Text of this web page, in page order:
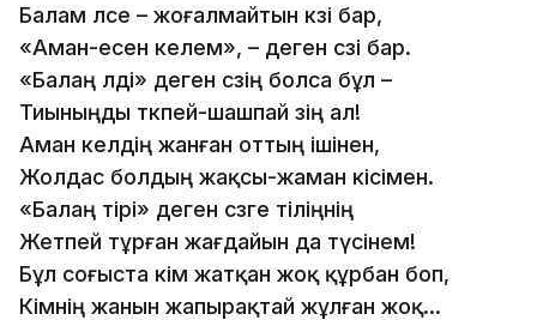
Балам өлсе – жоғалмайтын көзі бар,
«Аман-есен келем», – деген сөзі бар.
«Балаң өлді» деген сөзің болса бұл –
Тиыныңды төкпей-шашпай өзің ал!
Аман келдің жанған оттың ішінен,
Жолдас болдың жақсы-жаман кісімен.
«Балаң тірі» деген сөзге тіліңнің
Жетпей тұрған жағдайын да түсінем!
Бұл соғыста кім жатқан жоқ құрбан боп,
Кімнің жанын жапырақтай жұлған жоқ…